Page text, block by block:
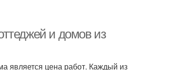
и домов из
является цена работ. Каждый из